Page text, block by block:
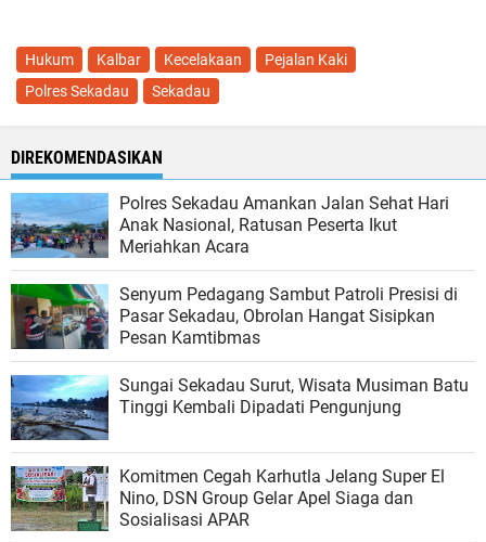
Hukum Kalbar Kecelakaan
Pejalan Kaki
Polres Sekadau
Sekadau
DIREKOMENDASIKAN
Polres Sekadau Amankan Jalan Sehat Hari
Anak Nasional, Ratusan Peserta Ikut
Meriahkan Acara
Senyum Pedagang Sambut Patroli Presisi di
Pasar Sekadau, Obrolan Hangat Sisipkan
Pesan Kamtibmas
Sungai Sekadau Surut, Wisata Musiman Batu
Tinggi Kembali Dipadati Pengunjung
Komitmen Cegah Karhutla Jelang Super El
Nino, DSN Group Gelar Apel Siaga dan
Sosialisasi APAR